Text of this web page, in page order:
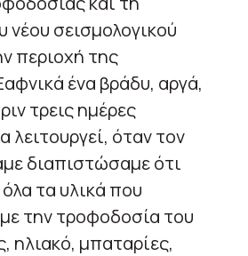
νέου σεισμολογικού
περιοχή της
ένα βράδυ, αργά,
τρεις ημέρες
λειτουργεί, όταν τον
διαπιστώσαμε ότι
τα υλικά που
την τροφοδοσία του
ηλιακό, μπαταρίες,